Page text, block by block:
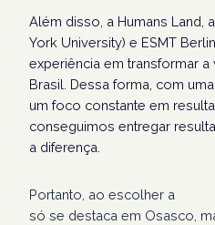
Além disso, a Humans Land,
York University) e ESMT
experiência em transformar
Brasil. Dessa forma, com
um foco constante em
conseguimos entregar
a diferença.
Portanto, ao escolher a
só se destaca em Osasco,